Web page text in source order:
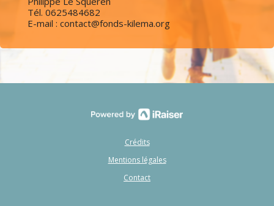
Tél. 0625484682
E-mail : contact@fonds-kilema.org
Crédits
Mentions légales
Contact